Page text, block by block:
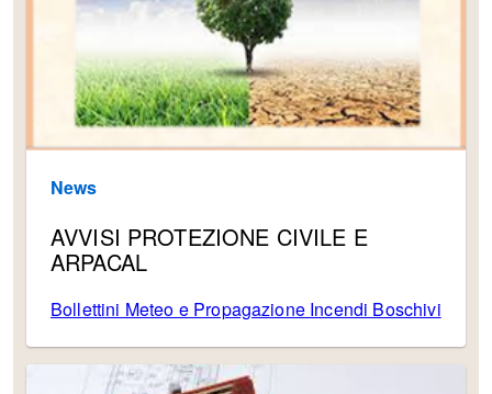
News
AVVISI PROTEZIONE CIVILE E
ARPACAL
Bollettini Meteo e Propagazione Incendi Boschivi